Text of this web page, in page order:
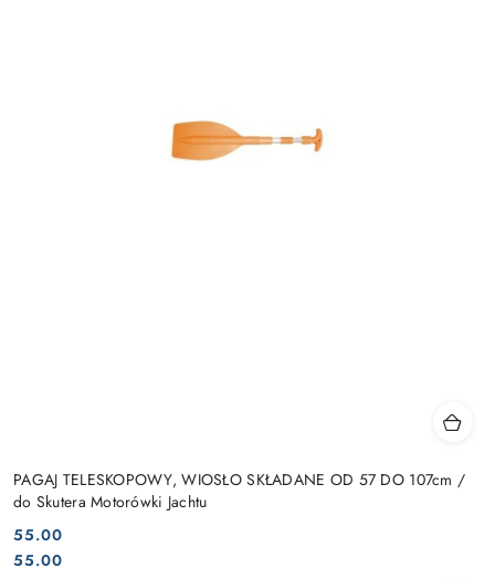
PAGAJ TELESKOPOWY, WIOSŁO SKŁADANE OD 57 DO 107cm /
do Skutera Motorówki Jachtu
Cena:
55.00
Cena:
55.00